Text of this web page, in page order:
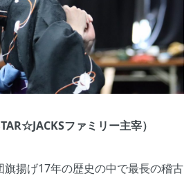
ファミリー主宰）
揚げ17年の歴史の中で最長の稽古